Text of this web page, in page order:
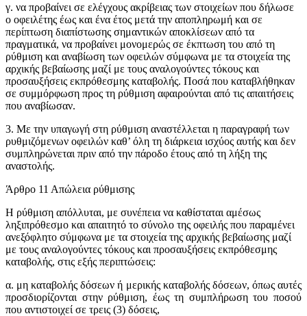
γ. να προβαίνει σε ελέγχους ακρίβειας των στοιχείων που δήλωσε
ο οφειλέτης έως και ένα έτος μετά την αποπληρωμή και σε
περίπτωση διαπίστωσης σημαντικών αποκλίσεων από τα
πραγματικά, να προβαίνει μονομερώς σε έκπτωση του από τη
ρύθμιση και αναβίωση των οφειλών σύμφωνα με τα στοιχεία της
αρχικής βεβαίωσης μαζί με τους αναλογούντες τόκους και
προσαυξήσεις εκπρόθεσμης καταβολής. Ποσά που καταβλήθηκαν
σε συμμόρφωση προς τη ρύθμιση αφαιρούνται από τις απαιτήσεις
που αναβίωσαν.
3. Με την υπαγωγή στη ρύθμιση αναστέλλεται η παραγραφή των
ρυθμιζόμενων οφειλών καθ’ όλη τη διάρκεια ισχύος αυτής και δεν
συμπληρώνεται πριν από την πάροδο έτους από τη λήξη της
αναστολής.
Άρθρο 11 Απώλεια ρύθμισης
Η ρύθμιση απόλλυται, με συνέπεια να καθίσταται αμέσως
ληξιπρόθεσμο και απαιτητό το σύνολο της οφειλής που παραμένει
ανεξόφλητο σύμφωνα με τα στοιχεία της αρχικής βεβαίωσης μαζί
με τους αναλογούντες τόκους και προσαυξήσεις εκπρόθεσμης
καταβολής, στις εξής περιπτώσεις:
α. μη καταβολής δόσεων ή μερικής καταβολής δόσεων, όπως αυτές
προσδιορίζονται στην ρύθμιση, έως τη συμπλήρωση του ποσού
που αντιστοιχεί σε τρεις (3) δόσεις,